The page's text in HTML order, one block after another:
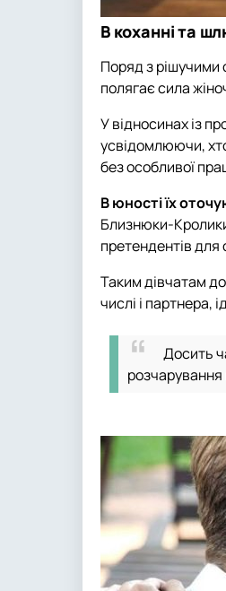
В коханні та
Поряд з рішучими
полягає сила
У відносинах із
усвідомлюючи,
без особливої
В юності їх
Близнюки-
претендентів для
Таким дівчатам
числі і партнера,
Досить
розчарування